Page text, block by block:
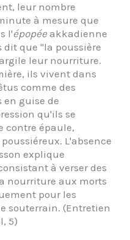
leur nombre
à mesure que
l'épopée akkadienne
dit que "la poussière
leur nourriture.
ils vivent dans
comme des
en guise de
qu'ils se
contre épaule,
L'absence
explique
à verser des
nourriture aux morts
pour les
souterrain. (Entretien
5)